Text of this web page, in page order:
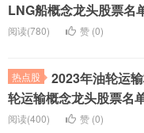
LNG船概念龙头股票名
阅读(780)
赞 (0)
热点股
2023年油轮运
轮运输概念龙头股票名
阅读(400)
赞 (0)